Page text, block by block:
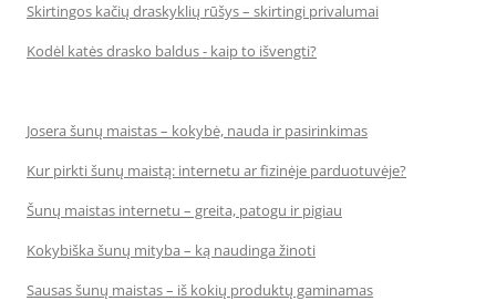
Skirtingos kačių draskyklių rūšys – skirtingi privalumai
Kodėl katės drasko baldus - kaip to išvengti?
Josera šunų maistas – kokybė, nauda ir pasirinkimas
Kur pirkti šunų maistą: internetu ar fizinėje parduotuvėje?
Šunų maistas internetu – greita, patogu ir pigiau
Kokybiška šunų mityba – ką naudinga žinoti
Sausas šunų maistas – iš kokių produktų gaminamas